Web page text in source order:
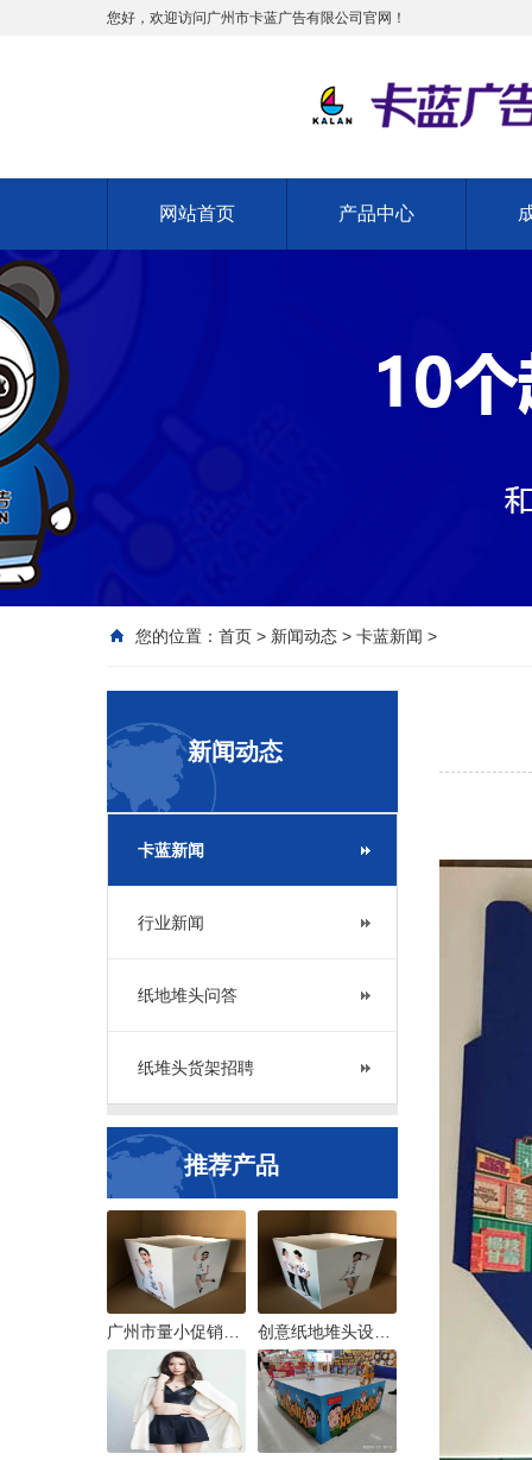
您好，欢迎访问广州市卡蓝广告有限公司官网！
网站首页 产品中心
您的位置： 首页 > 新闻动态 > 卡蓝新闻 >
新闻动态
卡蓝新闻
行业新闻
纸地堆头问答
纸堆头货架招聘
推荐产品